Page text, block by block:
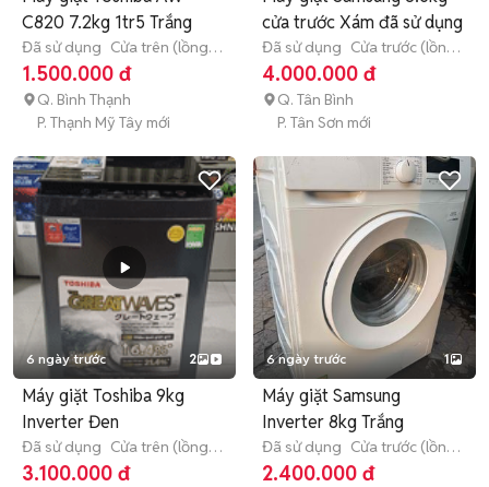
C820 7.2kg 1tr5 Trắng
Đã sử dụng Cửa trên (lồng
đứng)
7 - 7.9 kg
1.500.000 đ
Q. Bình Thạnh
P. Thạnh Mỹ Tây mới
cửa trước Xám đã sử dụng
Đã sử dụng Cửa trước (lồng
ngang) 8 - 8.9 kg
4.000.000 đ
Q. Tân Bình
P. Tân Sơn mới
6 ngày trước 2
Máy giặt Toshiba 9kg
Inverter Đen
Đã sử dụng Cửa trên (lồng
đứng)
9 - 9.9 kg
3.100.000 đ
6 ngày trước 1
Máy giặt Samsung
Inverter 8kg Trắng
Đã sử dụng Cửa trước (lồng
ngang) 8 - 8.9 kg
2.400.000 đ